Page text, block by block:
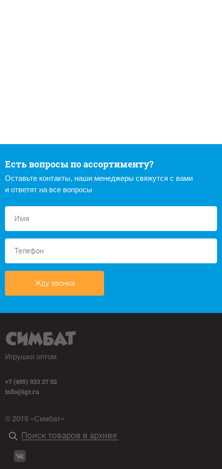
Есть вопросы по ассортименту?
Оставьте контакты, наши менеджеры свяжутся с вами
и ответят на все вопросы
Жду звонка
Игрушки оптом
+7 (495) 933 27 02
info@igr.ru
© 2018 «Симбат»